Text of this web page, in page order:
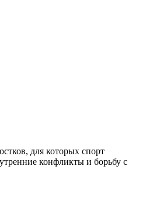
для которых спорт
конфликты и борьбу с